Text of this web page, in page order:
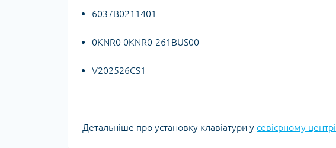
6037B0211401
0KNR0 0KNR0-261BUS00
V202526CS1
Детальніше про установку клавіатури у севісрному центрі